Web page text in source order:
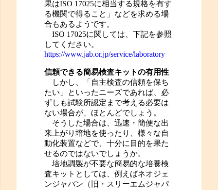
果はISO 17025に相当する規格を有す
る機関で得ること」などを求める場
合もあるようです。
ISO 17025に関しては、下記を参照
してください。
https://www.jab.or.jp/service/laboratory
信頼できる簡易検査キットの有用性
しかし、「自主検査の信頼を保ち
たい」といったニーズであれば、必
ずしも試験所認定まで考える必要は
ない場合が、ほとんどでしょう。
そうした場合は、迅速・簡便な出
来上がり培地を使ったり、様々な自
動化装置などで、十分に目的を果た
せるのではないでしょうか。
培地調製が不要な簡易的な培養検
査キットとしては、例えばネオジェ
ンジャパン（旧・スリーエムジャパ